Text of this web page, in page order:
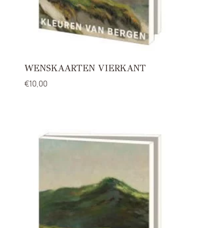
WENSKAARTEN VIERKANT
€10,00